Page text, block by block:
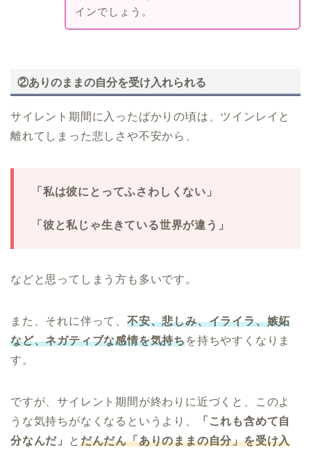
インでしょう。
②ありのままの自分を受け入れられる
サイレント期間に入ったばかりの頃は、ツインレイと
離れてしまった悲しさや不安から、
「私は彼にとってふさわしくない」
「彼と私じゃ生きている世界が違う」
などと思ってしまう方も多いです。
また、それに伴って、 不安、悲しみ、イライラ、嫉妬
など、ネガティブな感情を気持ちを持ちやすくなりま
す。
ですが、サイレント期間が終わりに近づくと、このよ
うな気持ちがなくなるというより、
「これも含めて自
分なんだ」
と だんだん「ありのままの自分」を受け入